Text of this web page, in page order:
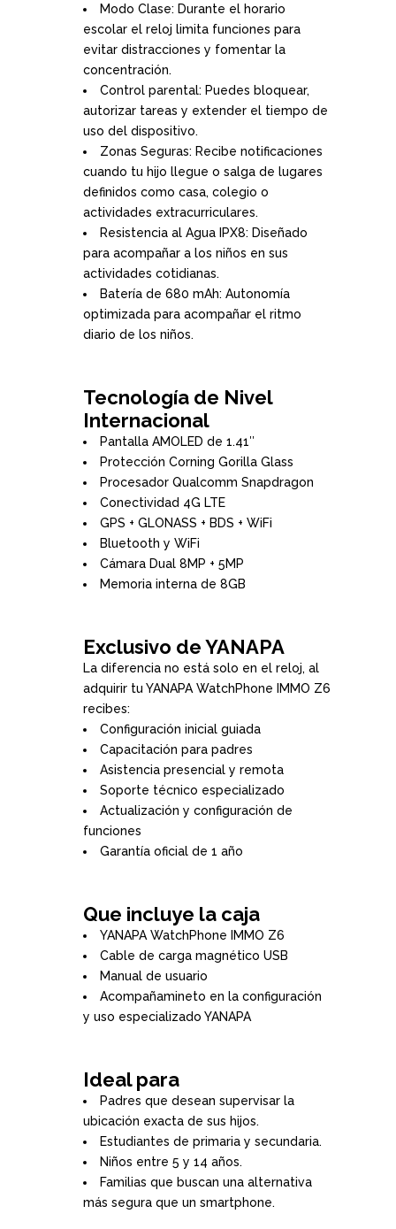
Modo Clase: Durante el horario
escolar el reloj limita funciones para
evitar distracciones y fomentar la
concentración.
Control parental: Puedes bloquear,
autorizar tareas y extender el tiempo de
uso del dispositivo.
Zonas Seguras: Recibe notificaciones
cuando tu hijo llegue o salga de lugares
definidos como casa, colegio o
actividades extracurriculares.
Resistencia al Agua IPX8: Diseñado
para acompañar a los niños en sus
actividades cotidianas.
Batería de 680 mAh: Autonomía
optimizada para acompañar el ritmo
diario de los niños.
Tecnología de Nivel
Internacional
Pantalla AMOLED de 1.41″
Protección Corning Gorilla Glass
Procesador Qualcomm Snapdragon
Conectividad 4G LTE
GPS + GLONASS + BDS + WiFi
Bluetooth y WiFi
Cámara Dual 8MP + 5MP
Memoria interna de 8GB
Exclusivo de YANAPA
La diferencia no está solo en el reloj, al
adquirir tu YANAPA WatchPhone IMMO Z6
recibes:
Configuración inicial guiada
Capacitación para padres
Asistencia presencial y remota
Soporte técnico especializado
Actualización y configuración de
funciones
Garantía oficial de 1 año
Que incluye la caja
YANAPA WatchPhone IMMO Z6
Cable de carga magnético USB
Manual de usuario
Acompañamineto en la configuración
y uso especializado YANAPA
Ideal para
Padres que desean supervisar la
ubicación exacta de sus hijos.
Estudiantes de primaria y secundaria.
Niños entre 5 y 14 años.
Familias que buscan una alternativa
más segura que un smartphone.